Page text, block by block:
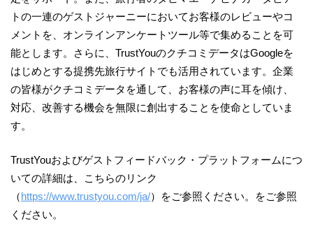
トの一連のゲストジャーニーにおいてお客様のレビューやコ
メントを、オンラインアンケートツール等で集めることを可
能とします。さらに、TrustYouのクチコミデータはGoogleを
はじめとする提携先旅行サイトでも活用されています。企業
の皆様がクチコミデータを通して、お客様の声に耳を傾け、
対応、改善する機会を無限に創出することを使命としていま
す。
TrustYouおよびゲストフィードバック・プラットフォームにつ
いての詳細は、こちらのリンク
（https://www.trustyou.com/ja/）をご参照ください。をご参照
ください。